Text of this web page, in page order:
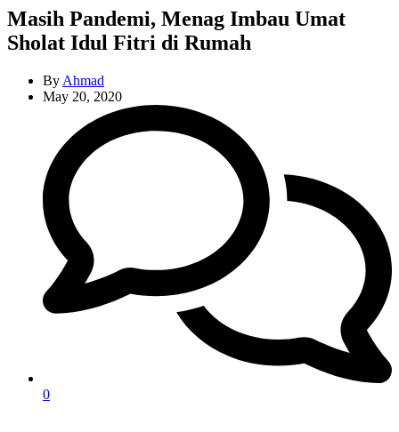
Masih Pandemi, Menag Imbau Umat
Sholat Idul Fitri di Rumah
By Ahmad
May 20, 2020
0